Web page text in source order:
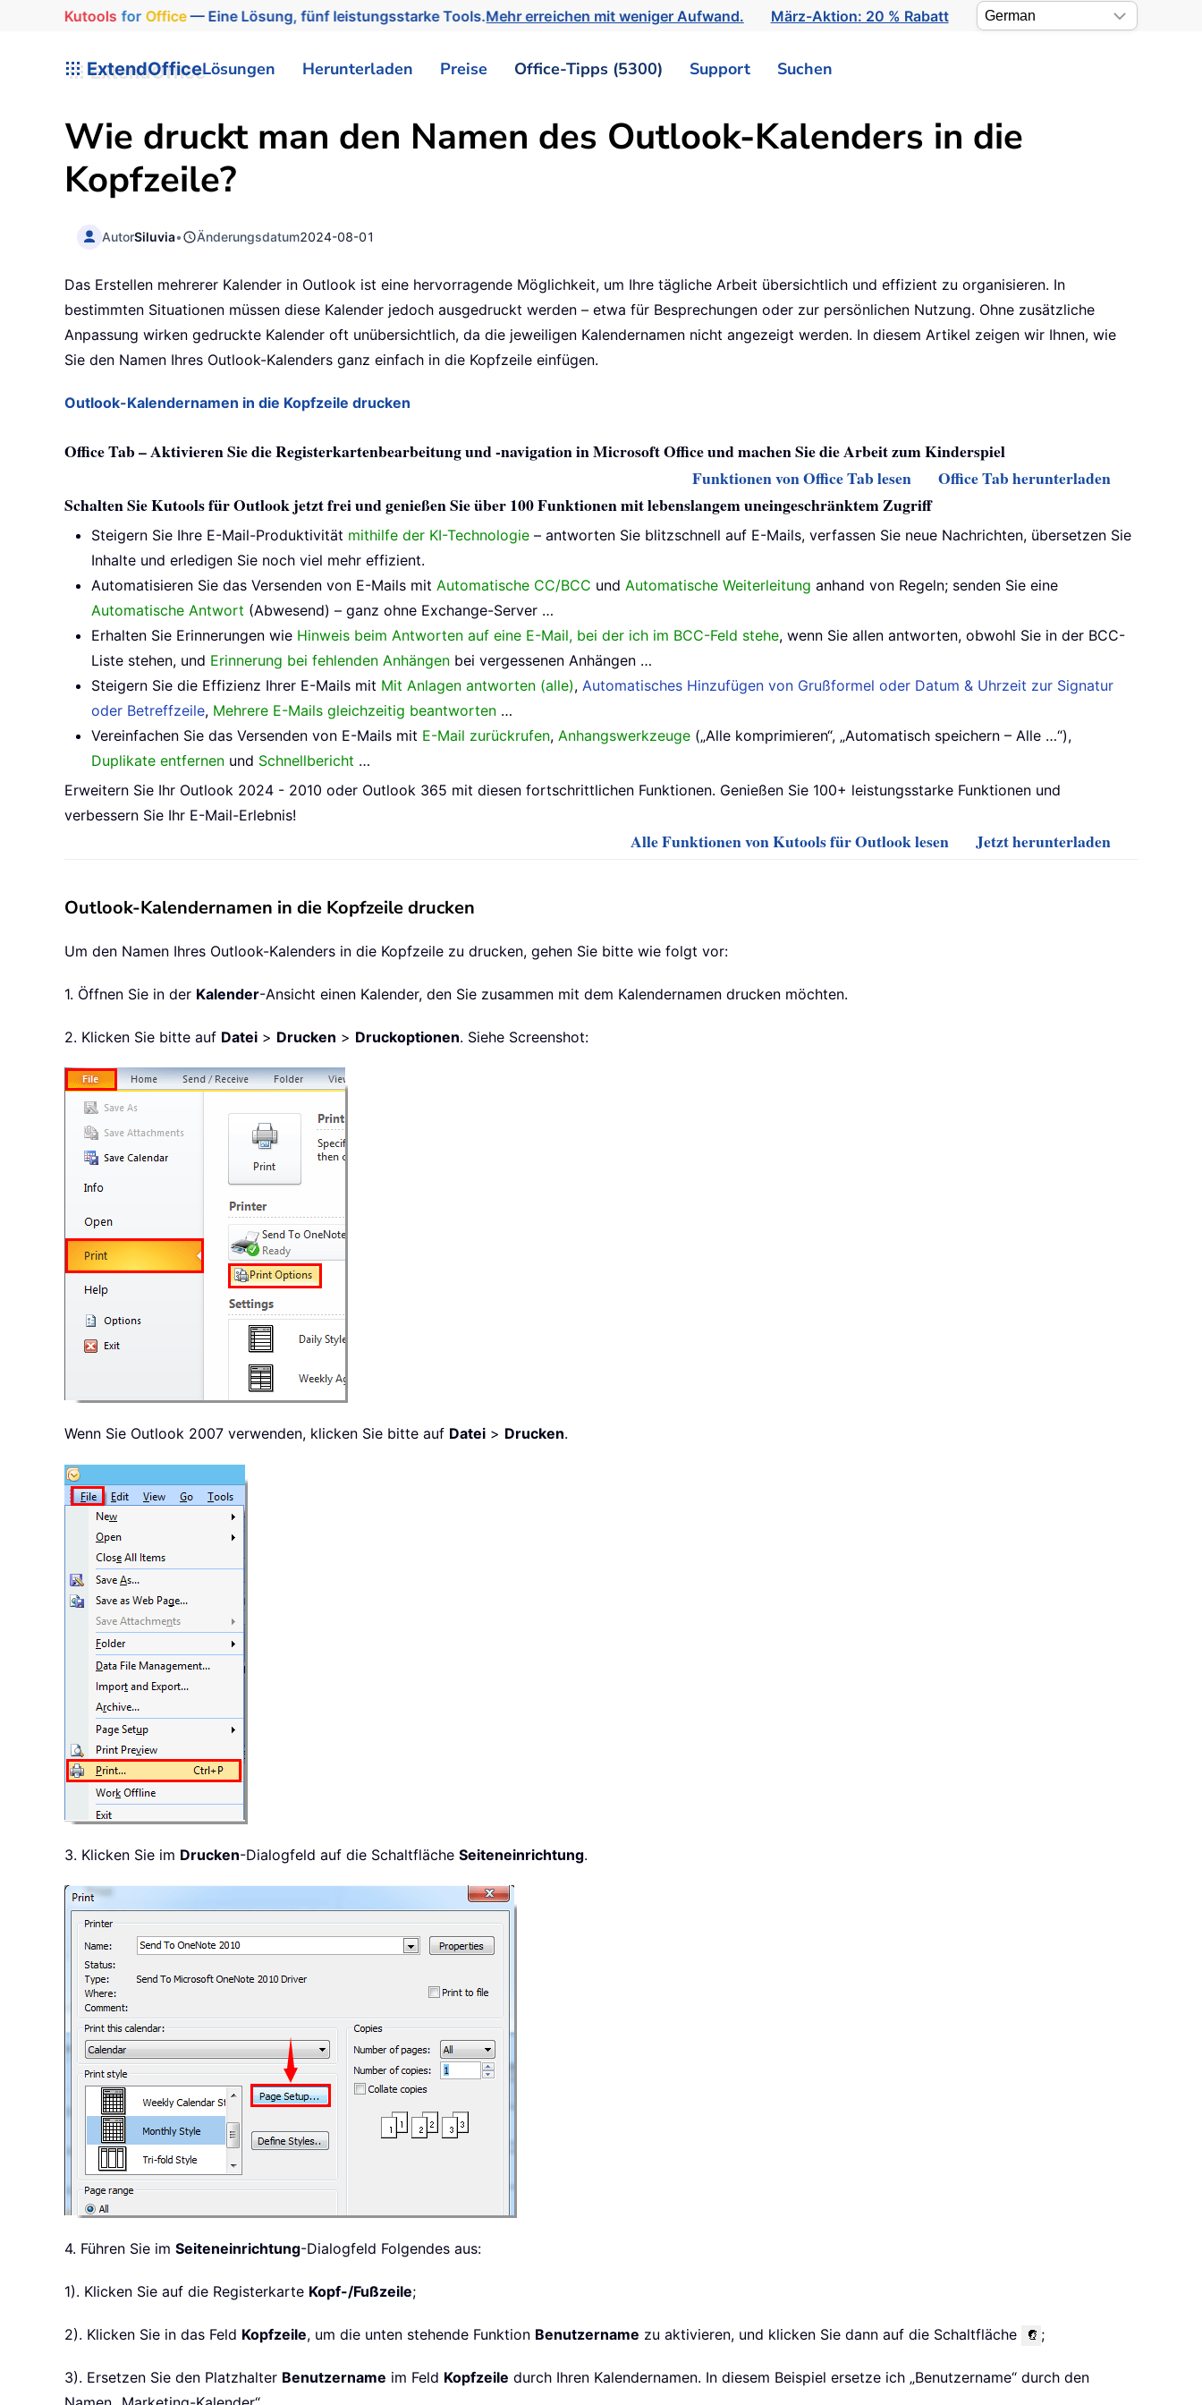
Kutools for Office— Eine Lösung, fünf leistungsstarke Tools.Mehr erreichen mit weniger Aufwand. März-Aktion: 20 % Rabatt
ExtendOfficeLösungen Herunterladen Preise Office-Tipps (5300) Support Suchen
Wie druckt man den Namen des Outlook-Kalenders in die
Kopfzeile?
AutorSiluvia• Änderungsdatum2024-08-01
Das Erstellen mehrerer Kalender in Outlook ist eine hervorragende Möglichkeit, um Ihre tägliche Arbeit übersichtlich und effizient zu organisieren. In
bestimmten Situationen müssen diese Kalender jedoch ausgedruckt werden – etwa für Besprechungen oder zur persönlichen Nutzung. Ohne zusätzliche
Anpassung wirken gedruckte Kalender oft unübersichtlich, da die jeweiligen Kalendernamen nicht angezeigt werden. In diesem Artikel zeigen wir Ihnen, wie
Sie den Namen Ihres Outlook-Kalenders ganz einfach in die Kopfzeile einfügen.
Outlook-Kalendernamen in die Kopfzeile drucken
Office Tab – Aktivieren Sie die Registerkartenbearbeitung und -navigation in Microsoft Office und machen Sie die Arbeit zum Kinderspiel
Funktionen von Office Tab lesen
Office Tab herunterladen
Schalten Sie Kutools für Outlook jetzt frei und genießen Sie über 100 Funktionen mit lebenslangem uneingeschränktem Zugriff
Steigern Sie Ihre E-Mail-Produktivität mithilfe der KI-Technologie – antworten Sie blitzschnell auf E-Mails, verfassen Sie neue Nachrichten, übersetzen Sie
Inhalte und erledigen Sie noch viel mehr effizient.
Automatisieren Sie das Versenden von E-Mails mit Automatische CC/BCC und Automatische Weiterleitung anhand von Regeln; senden Sie eine
Automatische Antwort (Abwesend) – ganz ohne Exchange-Server …
Erhalten Sie Erinnerungen wie Hinweis beim Antworten auf eine E-Mail, bei der ich im BCC-Feld stehe, wenn Sie allen antworten, obwohl Sie in der BCC-
Liste stehen, und Erinnerung bei fehlenden Anhängen bei vergessenen Anhängen …
Steigern Sie die Effizienz Ihrer E-Mails mit Mit Anlagen antworten (alle), Automatisches Hinzufügen von Grußformel oder Datum & Uhrzeit zur Signatur
oder Betreffzeile, Mehrere E-Mails gleichzeitig beantworten …
Vereinfachen Sie das Versenden von E-Mails mit E-Mail zurückrufen, Anhangswerkzeuge („Alle komprimieren“, „Automatisch speichern – Alle …“),
Duplikate entfernen und Schnellbericht …
Erweitern Sie Ihr Outlook 2024 - 2010 oder Outlook 365 mit diesen fortschrittlichen Funktionen. Genießen Sie 100+ leistungsstarke Funktionen und
verbessern Sie Ihr E-Mail-Erlebnis!
Alle Funktionen von Kutools für Outlook lesen Jetzt herunterladen
Outlook-Kalendernamen in die Kopfzeile drucken
Um den Namen Ihres Outlook-Kalenders in die Kopfzeile zu drucken, gehen Sie bitte wie folgt vor:
1. Öffnen Sie in der Kalender-Ansicht einen Kalender, den Sie zusammen mit dem Kalendernamen drucken möchten.
2. Klicken Sie bitte auf Datei > Drucken > Druckoptionen. Siehe Screenshot:
Wenn Sie Outlook 2007 verwenden, klicken Sie bitte auf Datei > Drucken.
3. Klicken Sie im Drucken-Dialogfeld auf die Schaltfläche Seiteneinrichtung.
4. Führen Sie im Seiteneinrichtung-Dialogfeld Folgendes aus:
1). Klicken Sie auf die Registerkarte Kopf-/Fußzeile;
2). Klicken Sie in das Feld Kopfzeile, um die unten stehende Funktion Benutzername zu aktivieren, und klicken Sie dann auf die Schaltfläche ;
3). Ersetzen Sie den Platzhalter Benutzername im Feld Kopfzeile durch Ihren Kalendernamen. In diesem Beispiel ersetze ich „Benutzername“ durch den